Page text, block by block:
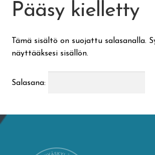
Skeittihalli
Varhaiskasvatus
Ateria- ja välipalamaksut
Pääsy kielletty
Tämä sisältö on suojattu salasanalla.
näyttääksesi sisällön.
Salasana: